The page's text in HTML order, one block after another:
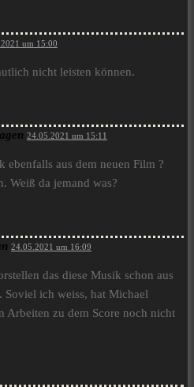
um 15:00
nicht leisten können.
24.05.2021 um 15:11
ebenfalls aus dem neuen Film ?
Weiß da jemand was?
24.05.2021 um 16:09
das diese Musik schon aus
Soviel ich weiss, hat Michael
Arbeiten zu dem Score noch nicht